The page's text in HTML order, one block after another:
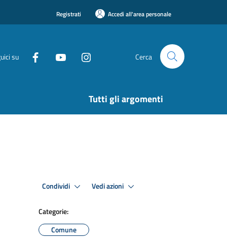
Registrati Accedi all'area personale
su Cerca
Tutti gli argomenti
Condividi Vedi azioni
Categorie:
Comune